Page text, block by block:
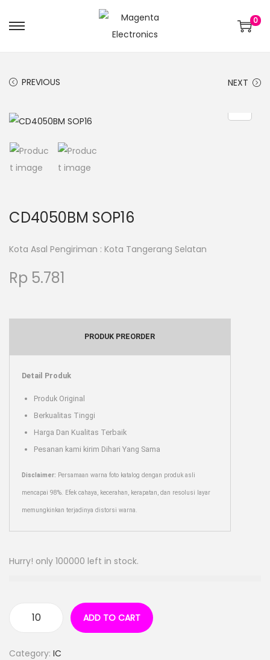
0
PREVIOUS NEXT
CD4050BM SOP16
Kota Asal Pengiriman : Kota Tangerang Selatan
Rp 5.781
PRODUK PREORDER
Detail Produk
Produk Original
Berkualitas Tinggi
Harga Dan Kualitas Terbaik
Pesanan kami kirim Dihari Yang Sama
Disclaimer: Persamaan warna foto katalog dengan produk asli
mencapai 98%. Efek cahaya, kecerahan, kerapatan, dan resolusi layar
memungkinkan terjadinya distorsi warna.
Hurry! only 100000 left in stock.
ADD TO CART
Category: IC